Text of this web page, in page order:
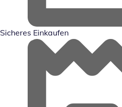
Sicheres Einkaufen